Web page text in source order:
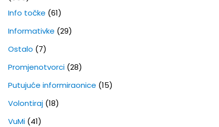
Info točke (61)
Informativke (29)
Ostalo (7)
Promjenotvorci(28)
Putujuće informiraonice (15)
Volontiraj(18)
VuMi(41)